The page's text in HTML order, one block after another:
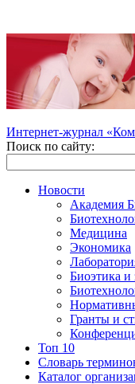
Интернет-журнал
Поиск по сайту:
Новости
Академия
Медицина
Экономика
Биоэтика и
Гранты и
Топ 10
Словарь
Каталог